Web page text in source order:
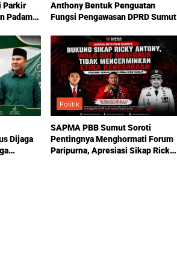
Parkir
Padam
Anthony Bentuk Penguatan
Fungsi Pengawasan DPRD Sumut
Dijaga
Politik
SAPMA PBB Sumut Soroti
Pentingnya Menghormati Forum
Paripurna, Apresiasi Sikap Ricky